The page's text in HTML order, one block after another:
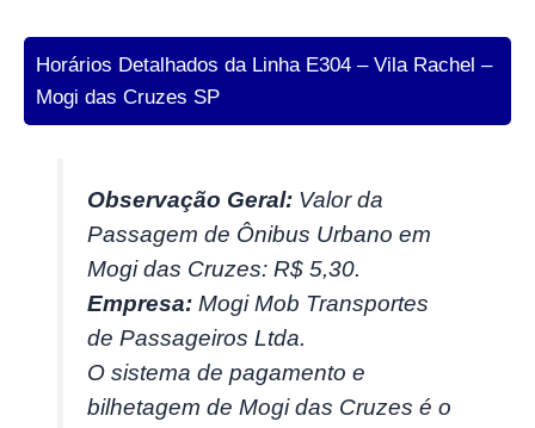
Horários Detalhados da Linha E304 – Vila Rachel –
Mogi das Cruzes SP
Observação Geral: Valor da
Passagem de Ônibus Urbano em
Mogi das Cruzes: R$ 5,30.
Empresa: Mogi Mob Transportes
de Passageiros Ltda.
O sistema de pagamento e
bilhetagem de Mogi das Cruzes é o